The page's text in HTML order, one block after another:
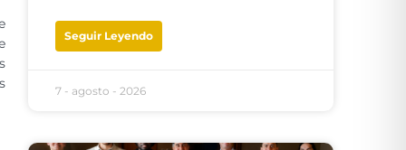
Seguir Leyendo
7 - agosto - 2026